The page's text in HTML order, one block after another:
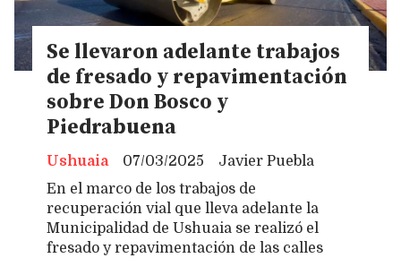
Se llevaron adelante trabajos
de fresado y repavimentación
sobre Don Bosco y
Piedrabuena
Javier Puebla
Ushuaia
07/03/2025
En el marco de los trabajos de
recuperación vial que lleva adelante la
Municipalidad de Ushuaia se realizó el
fresado y repavimentación de las calles